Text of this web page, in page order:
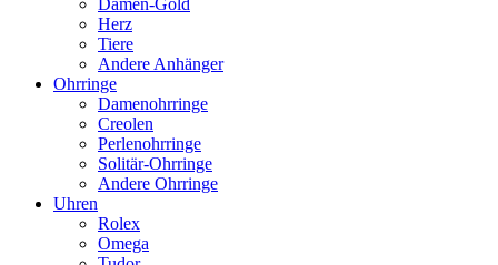
Damen-Gold
Herz
Tiere
Andere Anhänger
Ohrringe
Damenohrringe
Creolen
Perlenohrringe
Solitär-Ohrringe
Andere Ohrringe
Uhren
Rolex
Omega